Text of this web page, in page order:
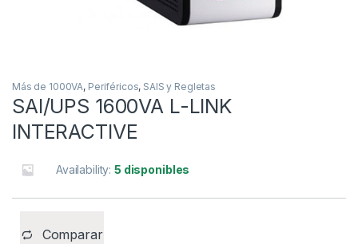
Más de 1000VA, Periféricos, SAIS y Regletas
SAI/UPS 1600VA L-LINK
INTERACTIVE
Availability:5 disponibles
Comparar